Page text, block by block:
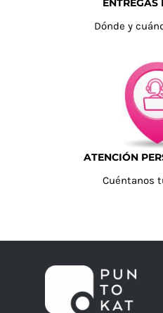
ENTREGAS
Dónde y
ATENCIÓN
Cuéntanos